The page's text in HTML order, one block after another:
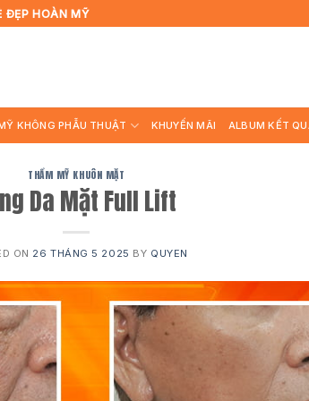
ĐẸP HOÀN MỸ
KHÔNG PHẪU THUẬT KHUYẾN MÃI ALBUM KẾT
THẨM MỸ KHUÔN MẶT
Da Mặt Full Lift
ON 26 THÁNG 5 2025 BY QUYEN